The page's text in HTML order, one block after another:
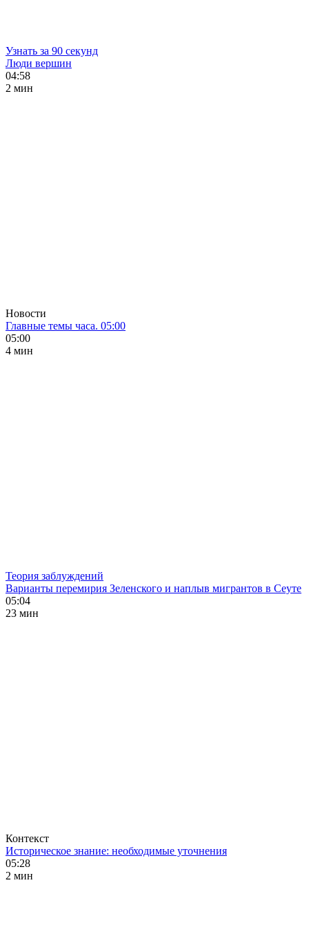
Узнать за 90 секунд
Люди вершин
04:58
2 мин
Новости
Главные темы часа. 05:00
05:00
4 мин
Теория заблуждений
Варианты перемирия Зеленского и наплыв мигрантов в Сеуте
05:04
23 мин
Контекст
Историческое знание: необходимые уточнения
05:28
2 мин